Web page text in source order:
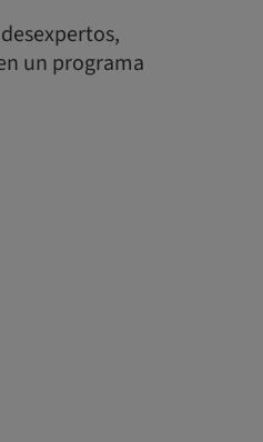
un programa